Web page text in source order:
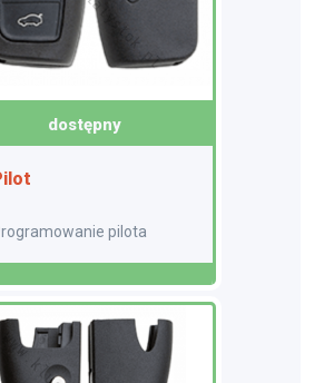
dostępny
Pilot
Programowanie pilota